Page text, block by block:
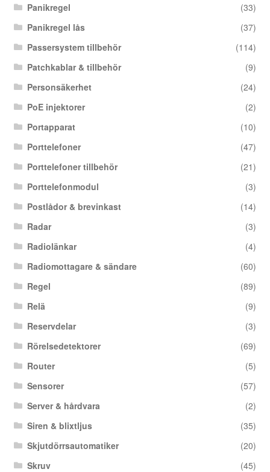
Panikregel
(33)
Panikregel lås
(37)
Passersystem tillbehör
(114)
Patchkablar & tillbehör
(9)
Personsäkerhet
(24)
PoE injektorer
(2)
Portapparat
(10)
Porttelefoner
(47)
Porttelefoner tillbehör
(21)
Porttelefonmodul
(3)
Postlådor & brevinkast
(14)
Radar
(3)
Radiolänkar
(4)
Radiomottagare & sändare
(60)
Regel
(89)
Relä
(9)
Reservdelar
(3)
Rörelsedetektorer
(69)
Router
(5)
Sensorer
(57)
Server & hårdvara
(2)
Siren & blixtljus
(35)
Skjutdörrsautomatiker
(20)
Skruv
(45)